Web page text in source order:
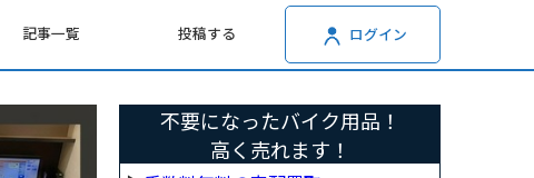
記事一覧 投稿する ログイン
不要になったバイク用品！
高く売れます！